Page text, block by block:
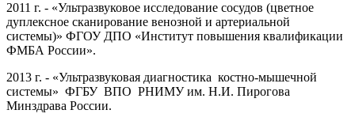
2011 г. - «Ультразвуковое исследование сосудов (цветное
дуплексное сканирование венозной и артериальной
системы)» ФГОУ ДПО «Институт повышения квалификации
ФМБА России».
2013 г. - «Ультразвуковая диагностика костно-мышечной
системы» ФГБУ ВПО РНИМУ им. Н.И. Пирогова
Минздрава России.